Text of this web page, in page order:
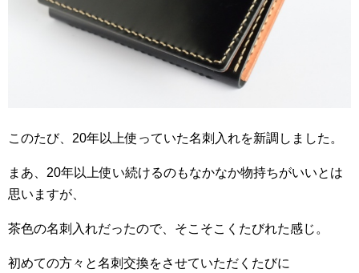
このたび、20年以上使っていた名刺入れを新調しました。
まあ、20年以上使い続けるのもなかなか物持ちがいいとは
思いますが、
茶色の名刺入れだったので、そこそこくたびれた感じ。
初めての方々と名刺交換をさせていただくたびに